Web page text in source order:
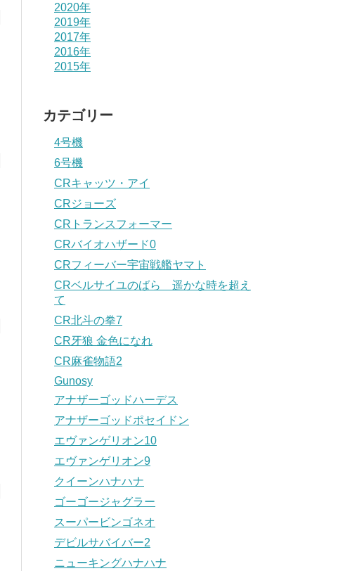
2020年
2019年
2017年
2016年
2015年
カテゴリー
4号機
6号機
CRキャッツ・アイ
CRジョーズ
CRトランスフォーマー
CRバイオハザード0
CRフィーバー宇宙戦艦ヤマト
CRベルサイユのばら 遥かな時を超え
て
CR北斗の拳7
CR牙狼 金色になれ
CR麻雀物語2
Gunosy
アナザーゴッドハーデス
アナザーゴッドポセイドン
エヴァンゲリオン10
エヴァンゲリオン9
クイーンハナハナ
ゴーゴージャグラー
スーパービンゴネオ
デビルサバイバー2
ニューキングハナハナ